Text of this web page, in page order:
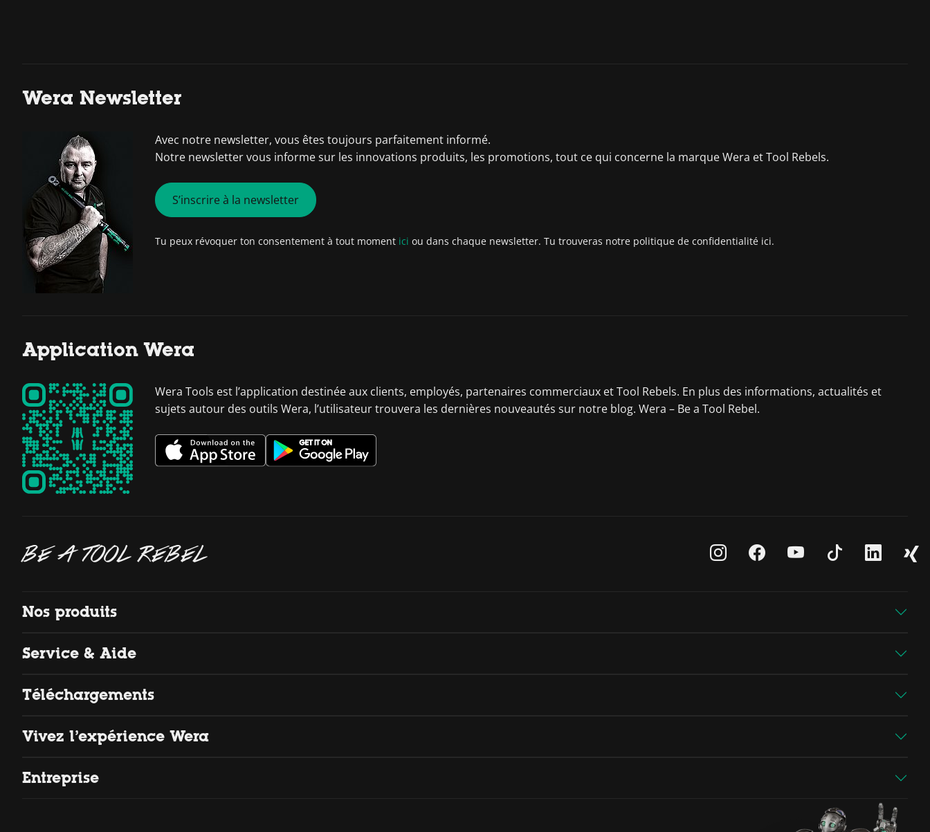
Wera Newsletter
Avec notre newsletter, vous êtes toujours parfaitement informé.
Notre newsletter vous informe sur les innovations produits, les promotions, tout ce qui concerne la marque Wera et Tool Rebels.
S’inscrire à la newsletter
Tu peux révoquer ton consentement à tout moment ici ou dans chaque newsletter. Tu trouveras notre politique de confidentialité ici.
Application Wera
Wera Tools est l’application destinée aux clients, employés, partenaires commerciaux et Tool Rebels. En plus des informations, actualités et
sujets autour des outils Wera, l’utilisateur trouvera les dernières nouveautés sur notre blog. Wera – Be a Tool Rebel.
BE A TOOL REBEL
Nos produits
Service & Aide
Téléchargements
Vivez l’expérience Wera
Entreprise